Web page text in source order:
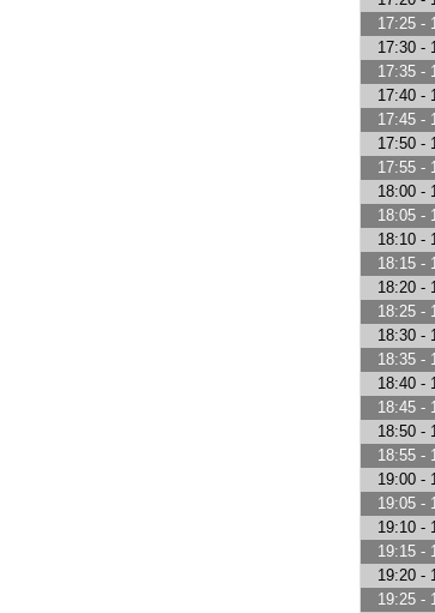
17:25 -
17:30 -
17:35 -
17:40 -
17:45 -
17:50 -
17:55 -
18:00 -
18:05 -
18:10 -
18:15 -
18:20 -
18:25 -
18:30 -
18:35 -
18:40 -
18:45 -
18:50 -
18:55 -
19:00 -
19:05 -
19:10 -
19:15 -
19:20 -
19:25 -